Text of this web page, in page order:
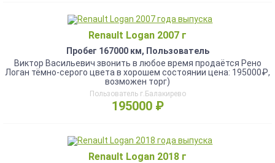
Renault Logan 2007 г
Пробег 167000 км, Пользователь
Виктор Васильевич звонить в любое время продаётся Рено
Логан тёмно-серого цвета в хорошем состоянии цена: 195000₽,
возможен торг)
Пользователь г.Балакирево
195000 ₽
Renault Logan 2018 г